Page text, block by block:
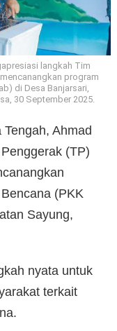
langkah Tim
program
di Desa Banjarsari,
30 September 2025.
Ahmad
(TP)
(PKK
Sayung,
nyata untuk
terkait